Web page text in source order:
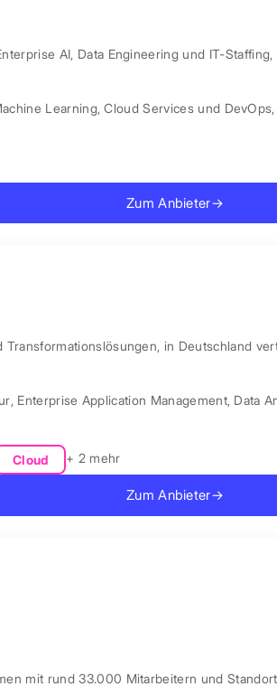
AI, Data Engineering und IT-
Learning,Cloud Services und DevOps,
Zum Anbieter→
in Deutschland
, Enterprise Application Management, Data
Cloud + 2 mehr
Zum Anbieter→
mit rund 33.000 Mitarbeitern und